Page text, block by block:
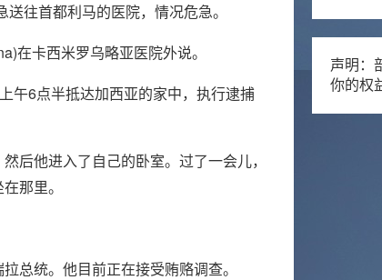
往首都利马的医院，情况危急。
在卡西米罗乌略亚医院外说。
午6点半抵达加西亚的家中，执行逮捕
后他进入了自己的卧室。过了一会儿，
那里。
总统。他目前正在接受贿赂调查。
声明：
你的权